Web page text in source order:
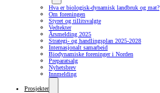
Hva er biologisk-dynamisk landbruk og mat?
Om foreningen
Styret og tillitsvalgte
Vedtekter
Årsmelding 2025
Strategi- og handlingsplan 2025-2028
Internasjonalt samarbeid
Biodynamiske foreninger i Norden
Preparatsalg
Nyhetsbrev
Innmelding
Prosjekter